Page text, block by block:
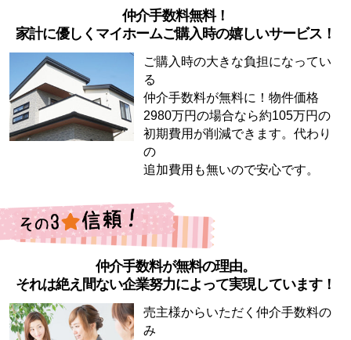
仲介手数料無料！
家計に優しくマイホームご購入時の嬉しいサービス！
ご購入時の大きな負担になってい
る
仲介手数料が無料に！物件価格
2980万円の場合なら約105万円の
初期費用が削減できます。代わり
の
追加費用も無いので安心です。
仲介手数料が無料の理由。
それは絶え間ない企業努力によって実現しています！
売主様からいただく仲介手数料の
み